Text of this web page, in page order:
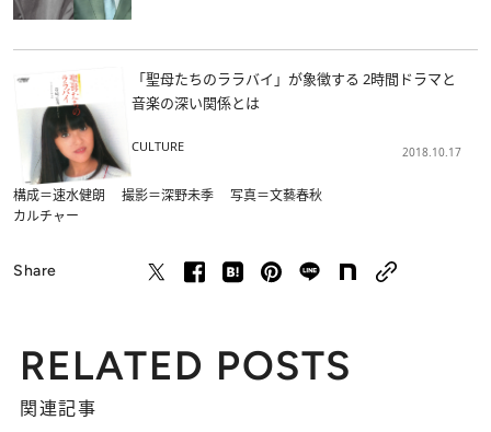
「聖母たちのララバイ」が象徴する 2時間ドラマと
音楽の深い関係とは
CULTURE 2018.10.17
構成＝速水健朗 撮影＝深野未季 写真＝文藝春秋
カルチャー
Share
RELATED POSTS
関連記事